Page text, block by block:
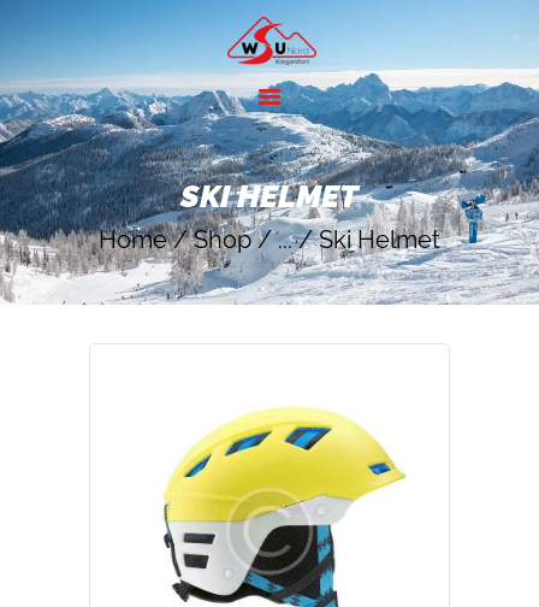
SKI HELMET
Home Shop ... Ski Helmet
HOME
ANGEBOTE
SKIGEBIETE
ÜBER UNS
KONTAKT